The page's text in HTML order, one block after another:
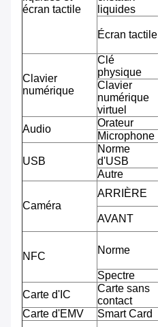
écran tactile
liquides
Écran tactile
Clavier
numérique
Clé
physique
Clavier
numérique
virtuel
Audio
Orateur
Microphone
USB
Norme
d'USB
Autre
Caméra
ARRIÈRE
AVANT
NFC
Norme
Spectre
Carte d'IC
Carte sans
contact
Carte d'EMV
Smart Card